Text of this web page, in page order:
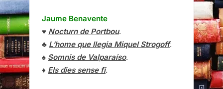
Jaume Benavente
♥ Nocturn de Portbou.
♣ L’home que llegia Miquel Strogoff.
♠ Somnis de Valparaíso.
♦ Els dies sense fi.